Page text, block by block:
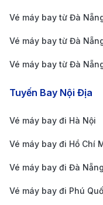
mà chinh phục du
được quay trở lại
cùng kinh đô ánh
Thông tin
khai thác
Paris
Chặng bay từ Hà
nhiều hãng hàng
dạng lựa chọn về
Vé máy bay từ Đà
Vé máy bay từ Đà
Vé máy bay từ Đà
Tuyến Bay Nội Địa
Vé máy bay đi Hà Nội
Vé máy bay đi Hồ Chí
Vé máy bay đi Đà Nẵng
Vé máy bay đi Phú